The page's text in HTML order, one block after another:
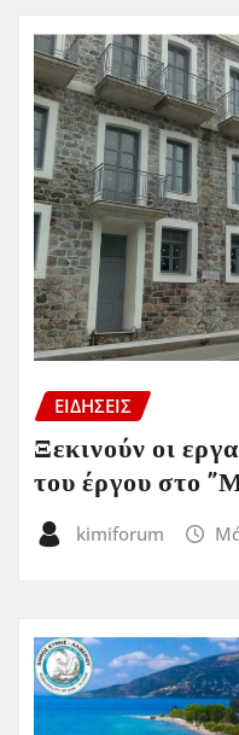
ΕΙΔΗΣΕΙΣ
Ξεκινούν οι
του έργου στο
kimiforum